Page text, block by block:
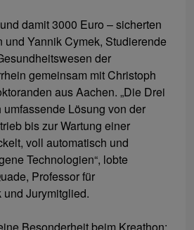
damit 3000 Euro – sicherten
und Yannik Cymek, Studierende
der
gemeinsam mit Christoph
aus Aachen. „Die Drei
Lösung von der
bis zur Wartung einer
voll automatisch und
Technologien“, lobte
Professor für
Jurymitglied.